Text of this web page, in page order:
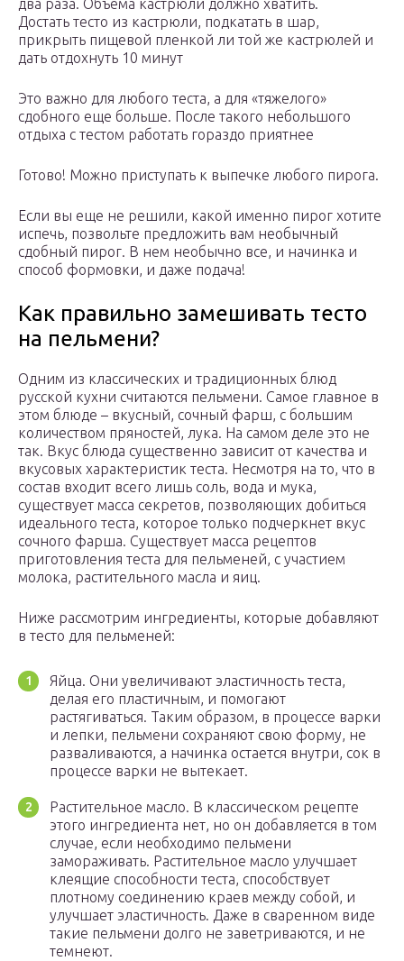
два раза. Объема кастрюли должно хватить.
Достать тесто из кастрюли, подкатать в шар,
прикрыть пищевой пленкой ли той же кастрюлей и
дать отдохнуть 10 минут
Это важно для любого теста, а для «тяжелого»
сдобного еще больше. После такого небольшого
отдыха с тестом работать гораздо приятнее
Готово! Можно приступать к выпечке любого пирога.
Если вы еще не решили, какой именно пирог хотите
испечь, позвольте предложить вам необычный
сдобный пирог. В нем необычно все, и начинка и
способ формовки, и даже подача!
Как правильно замешивать тесто
на пельмени?
Одним из классических и традиционных блюд
русской кухни считаются пельмени. Самое главное в
этом блюде – вкусный, сочный фарш, с большим
количеством пряностей, лука. На самом деле это не
так. Вкус блюда существенно зависит от качества и
вкусовых характеристик теста. Несмотря на то, что в
состав входит всего лишь соль, вода и мука,
существует масса секретов, позволяющих добиться
идеального теста, которое только подчеркнет вкус
сочного фарша. Существует масса рецептов
приготовления теста для пельменей, с участием
молока, растительного масла и яиц.
Ниже рассмотрим ингредиенты, которые добавляют
в тесто для пельменей:
Яйца. Они увеличивают эластичность теста,
делая его пластичным, и помогают
растягиваться. Таким образом, в процессе варки
и лепки, пельмени сохраняют свою форму, не
разваливаются, а начинка остается внутри, сок в
процессе варки не вытекает.
Растительное масло. В классическом рецепте
этого ингредиента нет, но он добавляется в том
случае, если необходимо пельмени
замораживать. Растительное масло улучшает
клеящие способности теста, способствует
плотному соединению краев между собой, и
улучшает эластичность. Даже в сваренном виде
такие пельмени долго не заветриваются, и не
темнеют.